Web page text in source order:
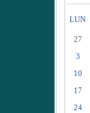
LUN
27
3
10
17
24